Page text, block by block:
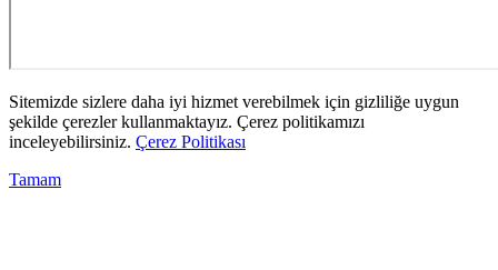
Sitemizde sizlere daha iyi hizmet verebilmek için gizliliğe uygun
şekilde çerezler kullanmaktayız. Çerez politikamızı
inceleyebilirsiniz. Çerez Politikası
Tamam